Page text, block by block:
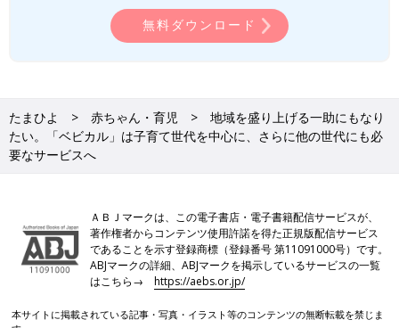
無料ダウンロード
たまひよ 赤ちゃん・育児
地域を盛り上げる一助にもなり
たい。「ベビカル」は子育て世代を中心に、さらに他の世代にも必
要なサービスへ
ＡＢＪマークは、この電子書店・電子書籍配信サービスが、
著作権者からコンテンツ使用許諾を得た正規版配信サービス
であることを示す登録商標（登録番号 第11091000号）です。
ABJマークの詳細、ABJマークを掲示しているサービスの一覧
はこちら→https://aebs.or.jp/
本サイトに掲載されている記事・写真・イラスト等のコンテンツの無断転載を禁じま